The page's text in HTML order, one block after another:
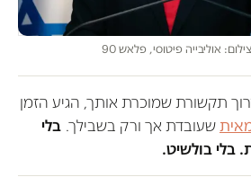
אוליבייה פיטוסי, פלאש 90
תקשורת שמוכרת אותך, הגיע הזמן
שעובדת אך ורק בשבילך. בלי
בלי בולשיט.